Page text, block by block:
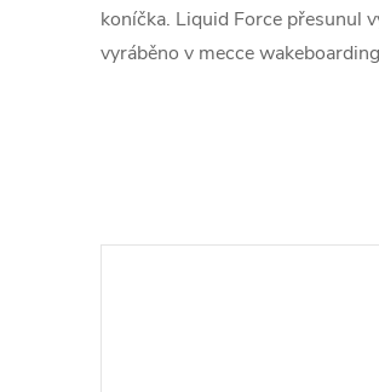
koníčka. Liquid Force přesunul
vyráběno v mecce